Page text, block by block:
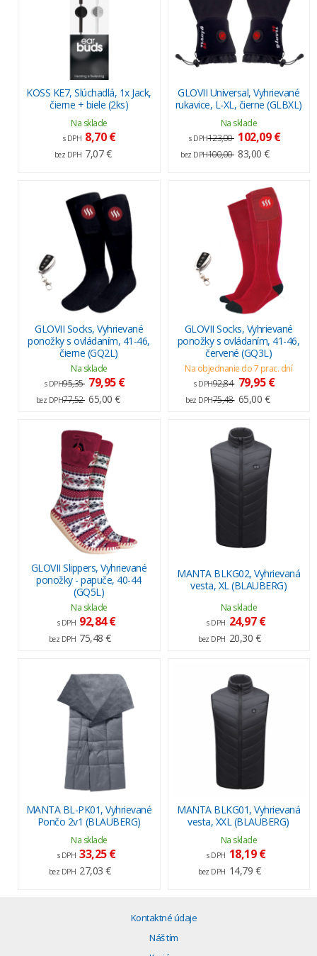
KOSS KE7, Slúchadlá, 1x Jack,
čierne + biele (2ks)
Na sklade
s DPH 8,70 €
bez DPH 7,07 €
GLOVII Universal, Vyhrievané
rukavice, L-XL, čierne (GLBXL)
Na sklade
s DPH123,00 102,09 €
bez DPH100,00 83,00 €
GLOVII Socks, Vyhrievané
ponožky s ovládaním, 41-46,
čierne (GQ2L)
Na sklade
s DPH95,35 79,95 €
bez DPH77,52 65,00 €
GLOVII Socks, Vyhrievané
ponožky s ovládaním, 41-46,
červené (GQ3L)
Na objednanie do 7 prac. dní
s DPH92,84 79,95 €
bez DPH75,48 65,00 €
GLOVII Slippers, Vyhrievané
ponožky - papuče, 40-44
(GQ5L)
Na sklade
s DPH 92,84 €
bez DPH 75,48 €
MANTA BLKG02, Vyhrievaná
vesta, XL (BLAUBERG)
Na sklade
s DPH 24,97 €
bez DPH 20,30 €
MANTA BL-PK01, Vyhrievané
Pončo 2v1 (BLAUBERG)
Na sklade
s DPH 33,25 €
bez DPH 27,03 €
MANTA BLKG01, Vyhrievaná
vesta, XXL (BLAUBERG)
Na sklade
s DPH 18,19 €
bez DPH 14,79 €
Kontaktné údaje
Náš tím